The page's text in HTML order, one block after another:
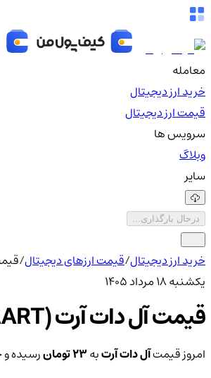
معامله
خرید ارز دیجیتال
قیمت ارز دیجیتال
سرویس ها
وبلاگ
سایر
درحال بارگذاری...
خرید ارز دیجیتال/قیمت ارزهای دیجیتال/
یکشنبه ۱۸ مرداد ۱۴۰۵
قیمت آل دات آرت (AART)
امروز قیمتآل دات آرتبه23 تومان رسیده و